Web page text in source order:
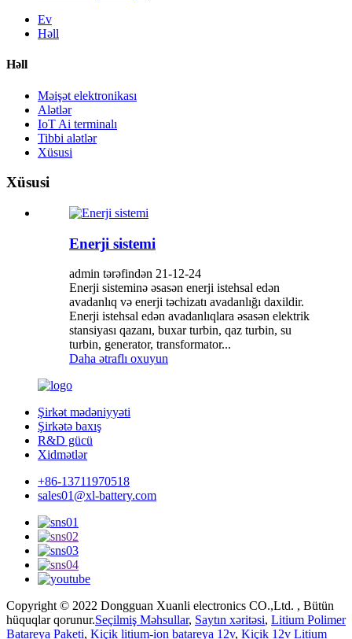
Ev
Həll
Həll
Məişət elektronikası
Alətlər
IoT Ai terminalı
Tibbi alətlər
Xüsusi
Xüsusi
Enerji sistemi
admin tərəfindən 21-12-24
Enerji sisteminə əsasən enerji istehsal edən
avadanlıq və enerji təchizatı avadanlığı daxildir.
Enerji istehsal edən avadanlıqlara əsasən elektrik
stansiyası qazanı, buxar turbin, qaz turbin, su
turbin, generator, transformator...
Daha ətraflı oxuyun
Şirkət mədəniyyəti
Şirkətə baxış
R&D gücü
Xidmətlər
+86-13711970518
sales01@xl-battery.com
Copyright © 2022 Dongguan Xuanli electronics CO.,Ltd. , Bütün
hüquqlar qorunur.Seçilmiş Məhsullar, Saytın xəritəsi, Litium Polimer
Batareya Paketi, Kiçik litium-ion batareya 12v, Kiçik 12v Litium